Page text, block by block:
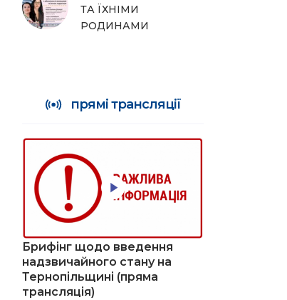
ТА ЇХНІМИ
РОДИНАМИ
прямі трансляції
Брифінг щодо введення
надзвичайного стану на
Тернопільщині (пряма
трансляція)